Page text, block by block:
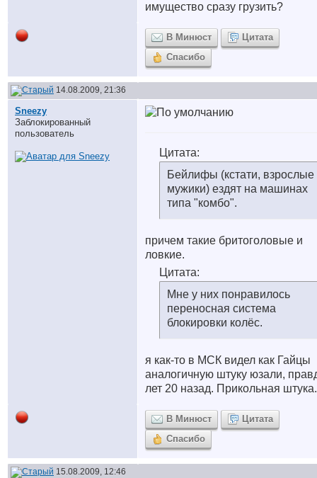
имущество сразу грузить?
В Минюст
Цитата
Спасибо
14.08.2009, 21:36
Sneezy
Заблокированный
пользователь
Цитата:
Бейлифы (кстати, взрослые
мужики) ездят на машинах
типа "комбо".
причем такие бритоголовые и
ловкие.
Цитата:
Мне у них понравилось
переносная система
блокировки колёс.
я как-то в МСК видел как Гайцы
аналогичную штуку юзали,
лет 20 назад. Прикольная штука.
В Минюст
Цитата
Спасибо
15.08.2009, 12:46